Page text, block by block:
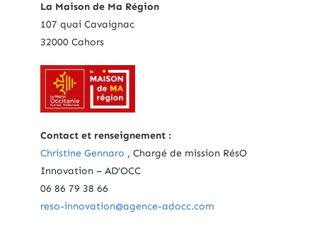
La Maison de Ma Région
107 quai Cavaignac
32000 Cahors
Contact et renseignement :
Christine Gennaro , Chargé de mission RésO
Innovation – AD’OCC
06 86 79 38 66
reso-innovation@agence-adocc.com